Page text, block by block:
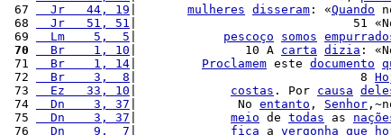
67
  Jr   44, 19
mulheres disseram : «Quando
68
  Jr   51, 51
|                              51
69
  Lm    5,  5
pescoço somos
70
  Br    1, 10
|               10 A carta dizia :
71
  Br    1, 14
Proclamem este documento
72
  Br    3,  8
|                               8
73
  Ez   33, 10
costas . Por causa
74
  Dn    3, 37
|              No entanto , Senhor
75
  Dn    3, 37
meio de todas as
76
  Dn    9,  7
fica a vergonha que